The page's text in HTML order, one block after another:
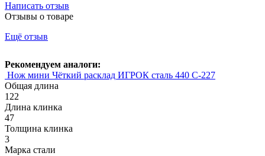
Написать отзыв
Отзывы о товаре
Ещё отзыв
Рекомендуем аналоги:
Нож мини Чёткий расклад ИГРОК сталь 440 C-227
Общая длина
122
Длина клинка
47
Толщина клинка
3
Марка стали